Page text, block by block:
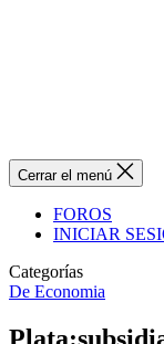
Cerrar el menú
FOROS
INICIAR
Categorías
De Economia